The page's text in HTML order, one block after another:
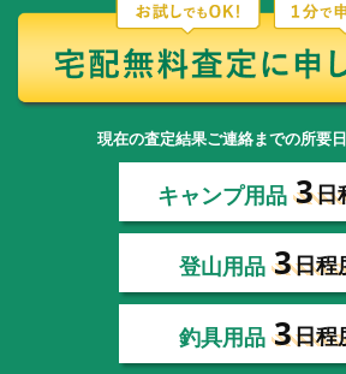
現在の査定結果ご連絡までの所要日
キャンプ用品 3日
登山用品 3日程
釣具用品 3日程